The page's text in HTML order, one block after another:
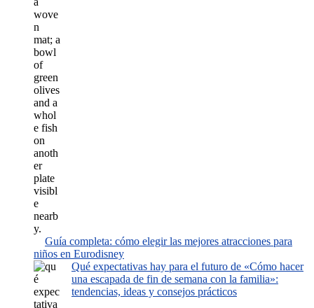
Guía completa: cómo elegir las mejores atracciones para
niños en Eurodisney
Qué expectativas hay para el futuro de «Cómo hacer
una escapada de fin de semana con la familia»:
tendencias, ideas y consejos prácticos